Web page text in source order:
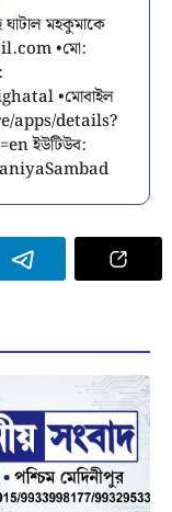
মহকুমাকে
•মো:
•মোবাইল
apps/details?
ইউটিউব: